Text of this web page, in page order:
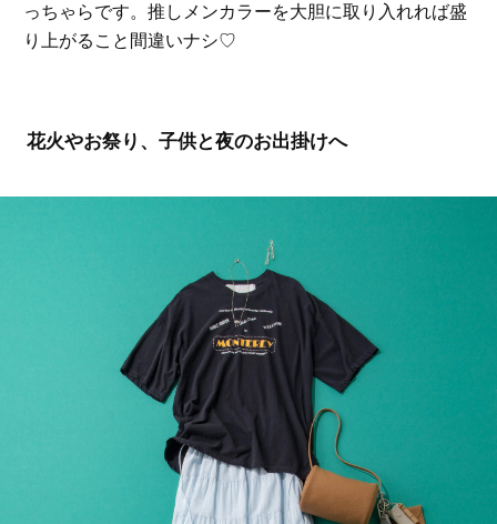
っちゃらです。推しメンカラーを大胆に取り入れれば盛
り上がること間違いナシ♡
花火やお祭り、子供と夜のお出掛けへ